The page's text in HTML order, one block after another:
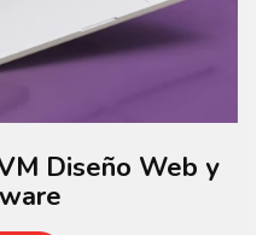
Diseño Web y